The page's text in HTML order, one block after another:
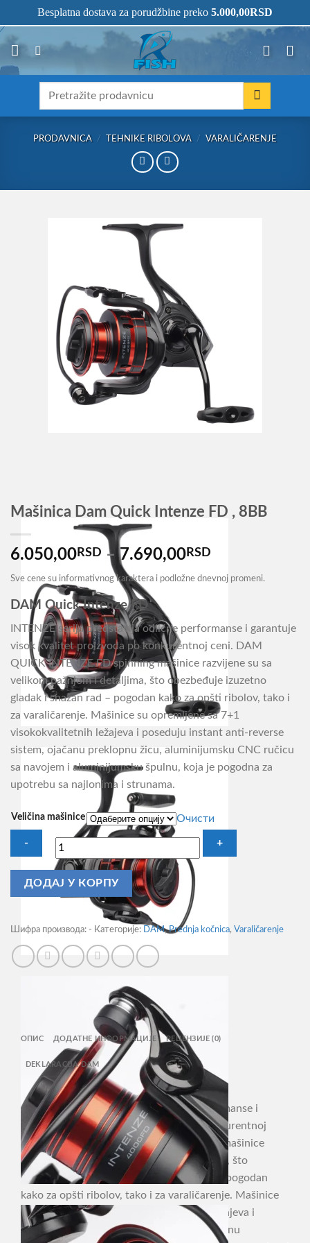
to
content
- KOMPLETNA RIBOLOVAČKA OPREMA NA JEDNOM
PRODAVNICA / TEHNIKE RIBOLOVA / VARALIČARENJE
Mašinica Dam Quick Intenze FD , 8BB
6.050,00RSD – 7.690,00RSD
цена:
од
7.690,00RSD
Sve cene su informativnog karaktera i podložne dnevnoj promeni.
DAM Quick Intenze FD
INTENZE serija predstavlja odlične performanse i garantuje
visok kvalitet proizvoda po konkurentnoj ceni. DAM
QUICK INTENZE FD spinning mašinice razvijene su sa
velikom pažnjom i detaljima, što obezbeđuje izuzetno
gladak i snažan rad – pogodan kako za opšti ribolov, tako i
za varaličarenje. Mašinice su opremljene sa 7+1
visokokvalitetnih ležajeva i poseduju instant anti-reverse
sistem, ojačanu preklopnu žicu, aluminijumsku CNC ručicu
sa navojem i aluminijumsku špulnu, koja je pogodna za
upotrebu sa najlonima i strunama.
Veličina mašinice Очисти
Mašinica
Intenze
ДОДАЈ У КОРПУ
Шифра производа: - Категорије: DAM,Prednja kočnica, Varaličarenje
ОПИС ДОДАТНЕ ИНФОРМАЦИЈЕ РЕЦЕНЗИЈЕ (0)
DEKLARACIJA DAM
DAM Quick Intenze FD
INTENZE serija predstavlja odlične performanse i
garantuje visok kvalitet proizvoda po konkurentnoj
ceni. DAM QUICK INTENZE FD spinning mašinice
razvijene su sa velikom pažnjom i detaljima, što
obezbeđuje izuzetno gladak i snažan rad – pogodan
kako za opšti ribolov, tako i za varaličarenje. Mašinice
su opremljene sa 7+1 visokokvalitetnih ležajeva i
poseduju instant anti-reverse sistem, ojačanu
Besplatna dostava za porudžbine preko 5.000,00RSD